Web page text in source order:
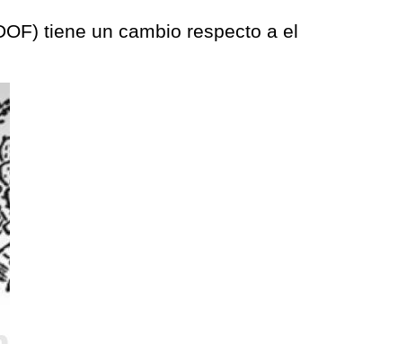
tiene un cambio respecto a el